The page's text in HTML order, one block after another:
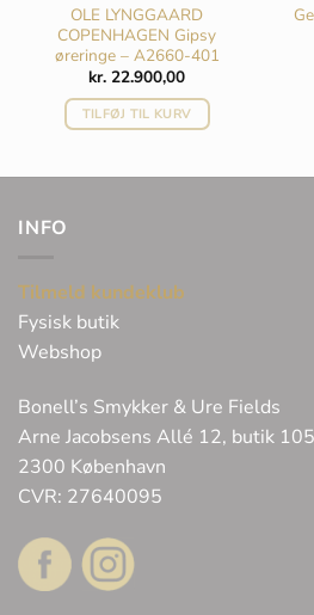
OLE LYNGGAARD
COPENHAGEN Gipsy
øreringe – A2660-401
kr. 22.900,00
TILFØJ TIL KURV
INFO
Tilmeld kundeklub
Fysisk butik
Webshop
Bonell’s Smykker & Ure Fields
Arne Jacobsens Allé 12, butik
2300 København
CVR: 27640095